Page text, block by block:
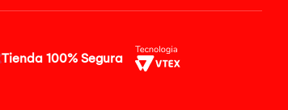
Tienda 100% Segura